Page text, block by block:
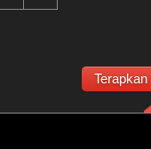
Terapkan